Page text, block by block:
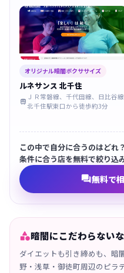
オリジナル暗闇ボクササイズ
ルネサンス 北千住

ＪＲ常磐線、千代田線、日比谷線
北千住駅東口から徒歩約3分
この中で自分に合うのはどれ
条件に合う店を無料で絞り込み
無料で
暗闇にこだわらない
ダイエットも引き締めも、暗
野・浅草・御徒町周辺のピラ